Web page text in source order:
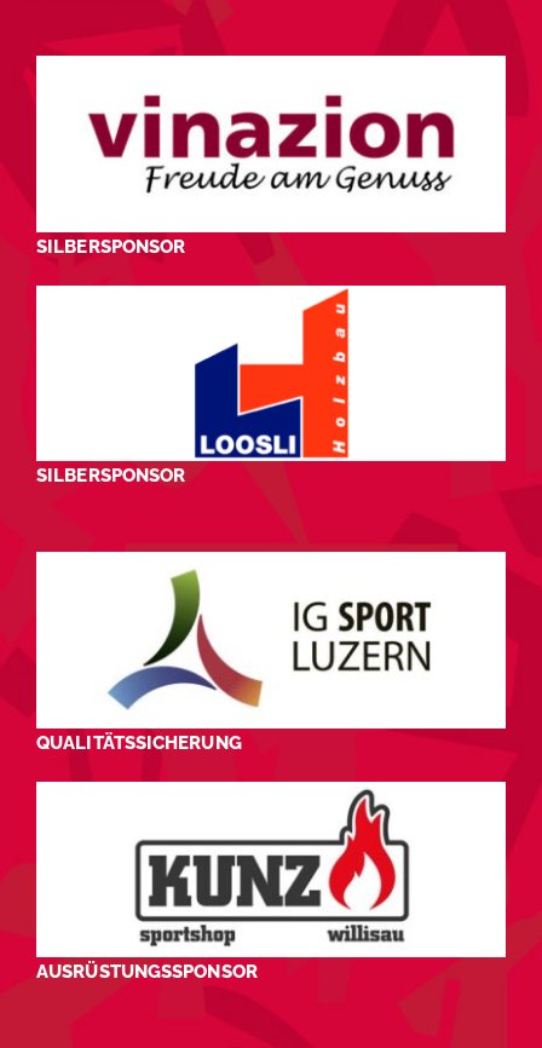
SILBERSPONSOR
SILBERSPONSOR
QUALITÄTSSICHERUNG
AUSRÜSTUNGSSPONSOR